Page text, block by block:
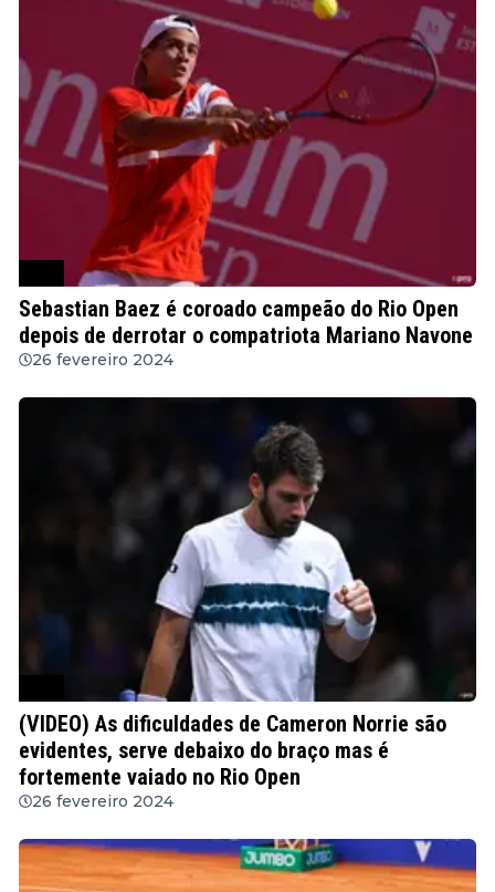
Sebastian Baez é coroado campeão do Rio Open
depois de derrotar o compatriota Mariano Navone
26 fevereiro 2024
(VIDEO) As dificuldades de Cameron Norrie são
evidentes, serve debaixo do braço mas é
fortemente vaiado no Rio Open
26 fevereiro 2024